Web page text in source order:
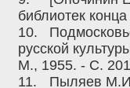
библиотек
10.
русской
М., 1955. - С.
11.
Пыляев